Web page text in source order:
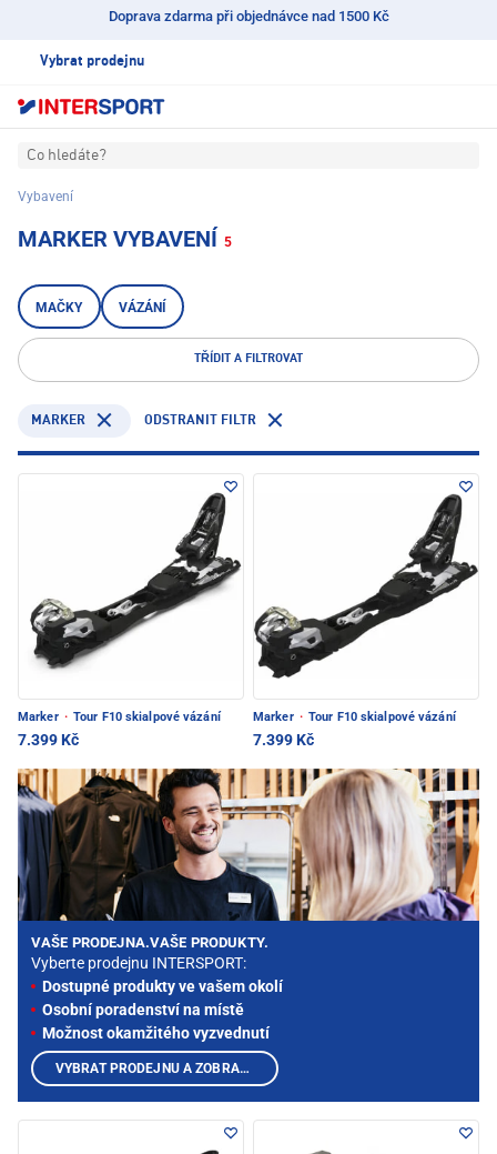
Doprava zdarma při objednávce nad 1500 Kč
Vybrat prodejnu
Co hledáte?
Vybavení
MARKER VYBAVENÍ 5
MAČKY VÁZÁNÍ
TŘÍDIT A FILTROVAT
MARKER ODSTRANIT FILTR
Marker · Tour F10 skialpové vázání
7.399 Kč
Marker · Tour F10 skialpové vázání
7.399 Kč
VAŠE PRODEJNA.VAŠE PRODUKTY.
Vyberte prodejnu INTERSPORT:
Dostupné produkty ve vašem okolí
Osobní poradenství na místě
Možnost okamžitého vyzvednutí
VYBRAT PRODEJNU A ZOBRAZIT PRODUKTY